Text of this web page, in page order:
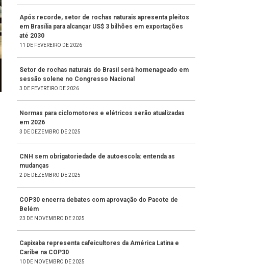
Após recorde, setor de rochas naturais apresenta pleitos
em Brasília para alcançar US$ 3 bilhões em exportações
até 2030
11 DE FEVEREIRO DE 2026
Setor de rochas naturais do Brasil será homenageado em
sessão solene no Congresso Nacional
3 DE FEVEREIRO DE 2026
Normas para ciclomotores e elétricos serão atualizadas
em 2026
3 DE DEZEMBRO DE 2025
CNH sem obrigatoriedade de autoescola: entenda as
mudanças
2 DE DEZEMBRO DE 2025
COP30 encerra debates com aprovação do Pacote de
Belém
23 DE NOVEMBRO DE 2025
Capixaba representa cafeicultores da América Latina e
Caribe na COP30
10 DE NOVEMBRO DE 2025